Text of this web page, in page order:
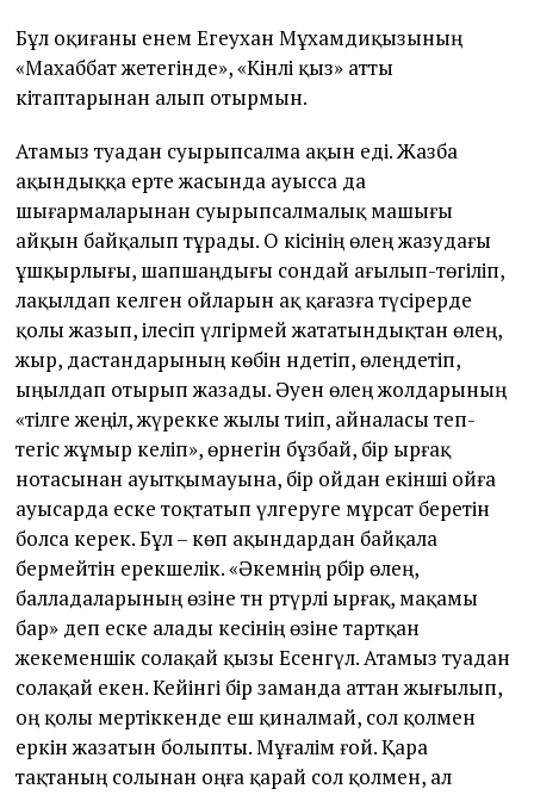
Бұл оқиғаны енем Егеухан Мұхамәдиқызының
«Махаббат жетегінде», «Кінәлі қыз» ат­ты
кітаптарынан алып отырмын.
Атамыз туадан суырыпсалма ақын еді. Жазба
ақындыққа ерте жасында ауысса да
шығармаларынан суырыпсалмалық машығы
айқын байқалып тұрады. О кісінің өлең жазудағы
ұшқырлығы, шапшаңдығы сондай ағылып-төгіліп,
лақылдап келген ойларын ақ қағазға түсірерде
қолы жазып, ілесіп үлгірмей жататындықтан өлең,
жыр, дастандарының көбін әндетіп, өлеңдетіп,
ыңылдап отырып жазады. Әуен өлең жолдарының
«тілге жеңіл, жүрекке жылы тиіп, айналасы теп-
тегіс жұмыр келіп», өрнегін бұзбай, бір ырғақ
нотасынан ауытқымауына, бір ойдан екінші ойға
ауысарда еске тоқтатып үлгеруге мұрсат беретін
болса керек. Бұл – көп ақындардан байқала
бермейтін ерекшелік. «Әкемнің әрбір өлең,
балладаларының өзіне тән әртүрлі ырғақ, мақамы
бар» деп еске алады әкесінің өзіне тартқан
жекеменшік солақай қызы Есенгүл. Атамыз туадан
солақай екен. Кейінгі бір заманда ат­тан жығылып,
оң қолы мертіккенде еш қиналмай, сол қолмен
еркін жазатын болыпты. Мұғалім ғой. Қара
тақтаның солынан оңға қарай сол қолмен, ал